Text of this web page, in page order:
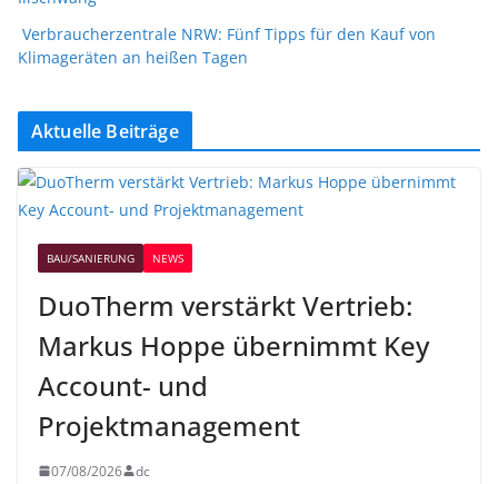
Verbraucherzentrale NRW: Fünf Tipps für den Kauf von
Klimageräten an heißen Tagen
Aktuelle Beiträge
BAU/SANIERUNG NEWS
DuoTherm verstärkt Vertrieb:
Markus Hoppe übernimmt Key
Account- und
Projektmanagement
07/08/2026 dc